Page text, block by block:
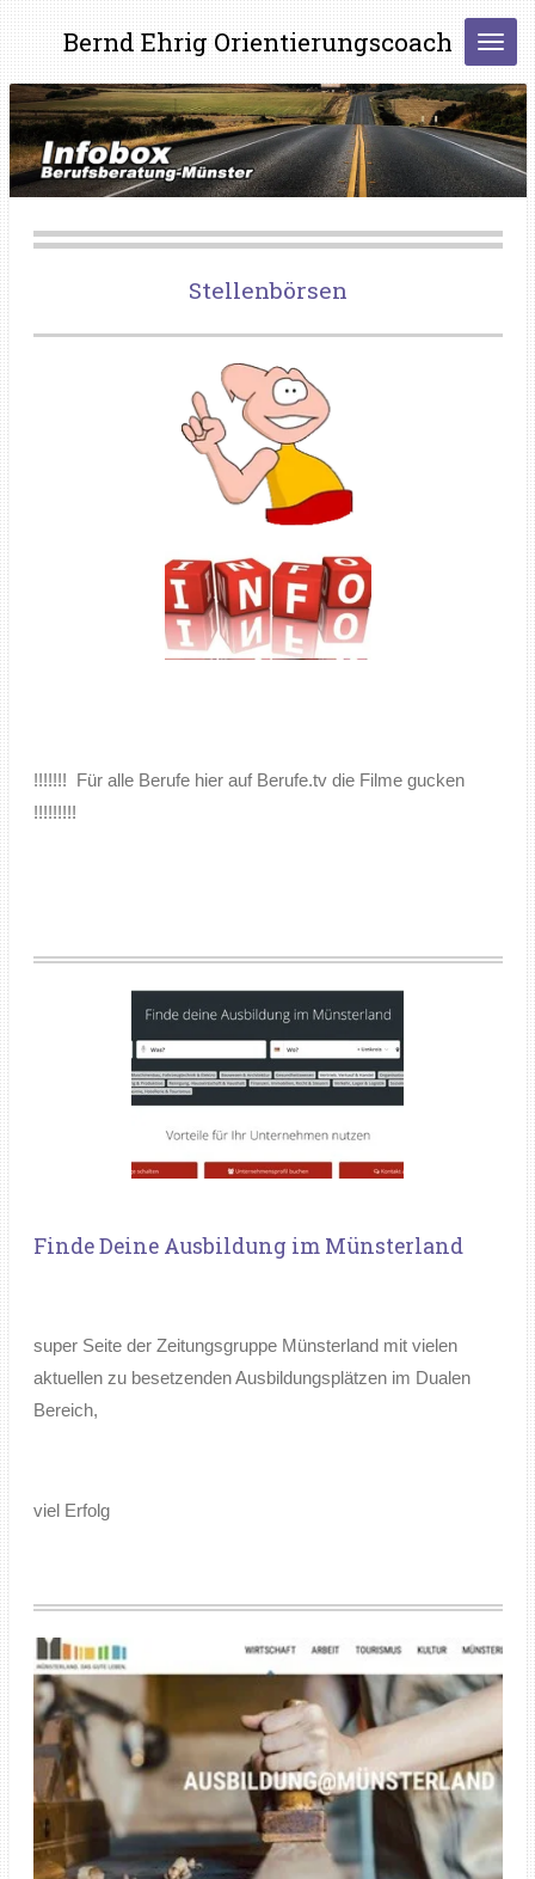
Zum
Hauptinhalt
springen
Bernd Ehrig Orientierungscoach
Stellenbörsen
!!!!!!! Für alle Berufe hier auf Berufe.tv die Filme gucken
!!!!!!!!!
Finde Deine Ausbildung im Münsterland
super Seite der Zeitungsgruppe Münsterland mit vielen
aktuellen zu besetzenden Ausbildungsplätzen im Dualen
Bereich,
viel Erfolg